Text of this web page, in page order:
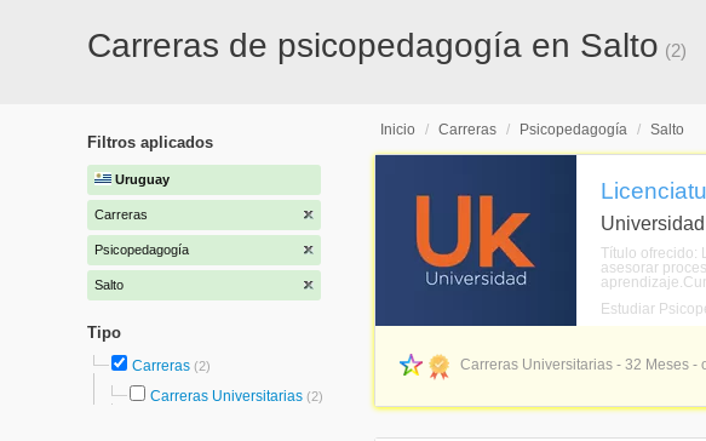
Carreras de psicopedagogía en Salto (2)
Filtros aplicados
Uruguay
Carreras
Psicopedagogía
Salto
Tipo
Carreras (2)
Carreras Universitarias (2)
Inicio / Carreras / Psicopedagogía / Salto
Título ofrecido:
asesorar
Estudiar
Carreras Universitarias - 32 Meses -